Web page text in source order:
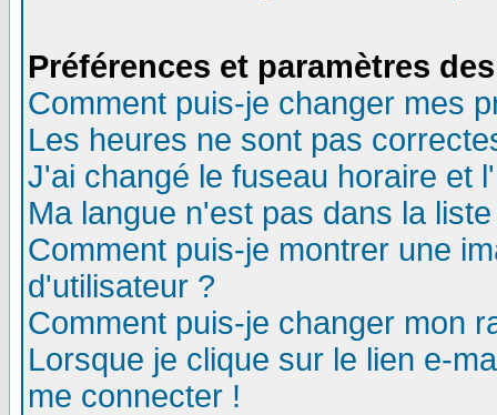
Préférences et paramètres
Comment puis-je changer mes
Les heures ne sont pas
J'ai changé le fuseau horaire et
Ma langue n'est pas dans la
Comment puis-je montrer une
d'utilisateur ?
Comment puis-je changer mon
Lorsque je clique sur le lien e-
me connecter !